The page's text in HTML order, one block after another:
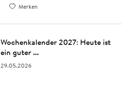
Merken
Wochenkalender 2027: Heute ist
ein guter ...
29.05.2026